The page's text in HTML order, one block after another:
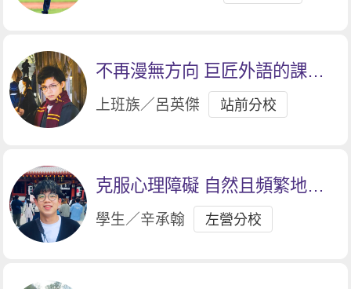
不再漫無方向 巨匠外語的課程
彈性與多元設計有效安排
上班族／呂英傑 站前分校
克服心理障礙 自然且頻繁地練
習口說
學生／辛承翰 左營分校